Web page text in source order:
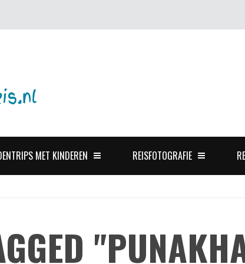
MET KINDEREN REISFOTOGRAFIE